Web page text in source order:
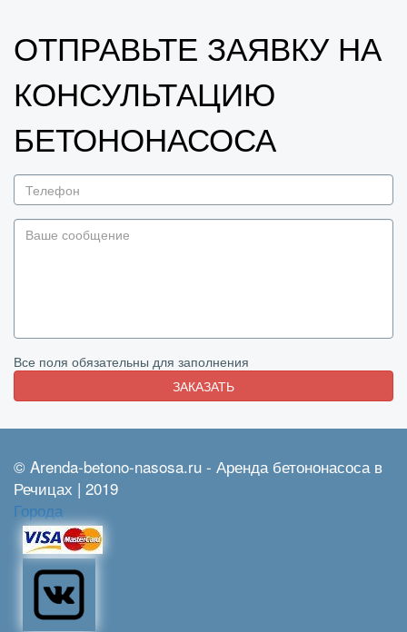
ОТПРАВЬТЕ ЗАЯВКУ НА
КОНСУЛЬТАЦИЮ
БЕТОНОНАСОСА
Все поля обязательны для заполнения
ЗАКАЗАТЬ
© Arenda-betono-nasosa.ru - Аренда бетононасоса в
Речицах | 2019
Города